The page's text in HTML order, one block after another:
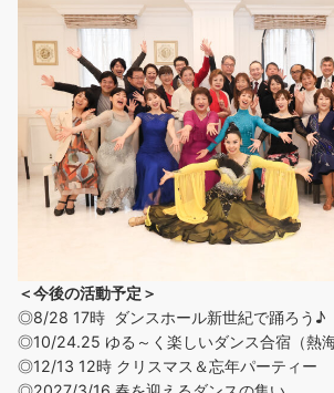
＜今後の活動予定＞
◎8/28 17時 ダンスホール新世紀で踊ろう♪
◎10/24.25 ゆる～く楽しいダンス合宿（熱海
◎12/13 12時 クリスマス＆忘年パーティー